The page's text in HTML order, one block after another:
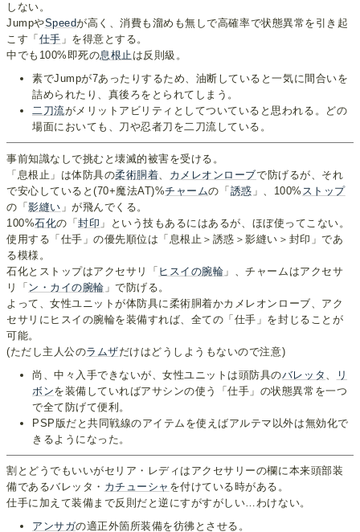
しない。
JumpやSpeedが高く、消費も溜めも無しで高確率で状態異常を引き起
こす「 仕手 」を得意とする。
中でも100%即死の息根止 は反則級。
素でJumpが7あったりするため、油断していると一気に間合いを
詰められたり、真後ろをとられてしまう。
二刀流がメリットアビリティとしてついていると思われる。どの
場面においても、刀や忍者刀を二刀流している。
事前知識なしで挑むと壊滅的被害を受ける。
「息根止」は体防具の柔術胴着 カメレオンローブで防げるが、それ
で安心していると(70+魔法AT)%チャームの「誘惑 」、100% ストップ
の「影縫い 」が飛んでくる。
100%石化の「封印 」という技もあるにはあるが、ほぼ使ってこない。
使用する「仕手」の優先順位は「息根止＞誘惑＞影縫い＞封印」であ
る模様。
石化とストップはアクセサリ「 ヒスイの腕輪 」、チャームはアクセサ
リ「ン・カイの腕輪 」で防げる。
よって、女性ユニットが体防具に柔術胴着かカメレオンローブ、アク
セサリにヒスイの腕輪を装備すれば、全ての「仕手」を封じることが
可能。
(ただし主人公のラムザだけはどうしようもないので注意)
尚、中々入手できないが、女性ユニットは頭防具のバレッタ
リ
ボンを装備していればアサシンの使う「仕手」の状態異常を一つ
で全て防げて便利。
PSP版だと共同戦線のアイテムを使えばアルテマ以外は無効化で
きるようになった。
割とどうでもいいがセリア・レディはアクセサリーの欄に本来頭部装
備であるバレッタ・ カチューシャ を付けている時がある。
仕手に加えて装備まで反則だと逆にすがすがしい…わけない。
アンサガの適正外箇所装備を彷彿とさせる。